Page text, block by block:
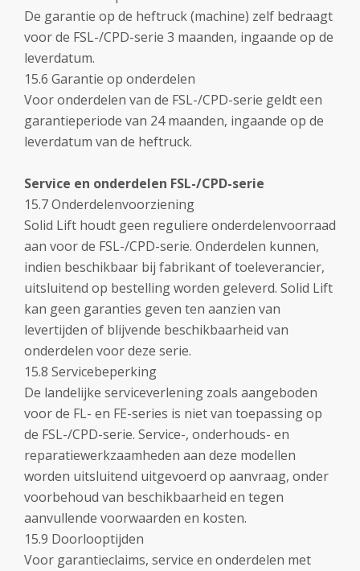
De garantie op de heftruck (machine) zelf bedraagt
voor de FSL-/CPD-serie 3 maanden, ingaande op de
leverdatum.
15.6 Garantie op onderdelen
Voor onderdelen van de FSL-/CPD-serie geldt een
garantieperiode van 24 maanden, ingaande op de
leverdatum van de heftruck.
Service en onderdelen FSL-/CPD-serie
15.7 Onderdelenvoorziening
Solid Lift houdt geen reguliere onderdelenvoorraad
aan voor de FSL-/CPD-serie. Onderdelen kunnen,
indien beschikbaar bij fabrikant of toeleverancier,
uitsluitend op bestelling worden geleverd. Solid Lift
kan geen garanties geven ten aanzien van
levertijden of blijvende beschikbaarheid van
onderdelen voor deze serie.
15.8 Servicebeperking
De landelijke serviceverlening zoals aangeboden
voor de FL- en FE-series is niet van toepassing op
de FSL-/CPD-serie. Service-, onderhouds- en
reparatiewerkzaamheden aan deze modellen
worden uitsluitend uitgevoerd op aanvraag, onder
voorbehoud van beschikbaarheid en tegen
aanvullende voorwaarden en kosten.
15.9 Doorlooptijden
Voor garantieclaims, service en onderdelen met